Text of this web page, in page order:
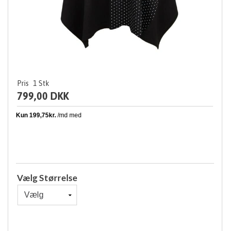
Pris 1 Stk
799,00 DKK
Vælg Størrelse